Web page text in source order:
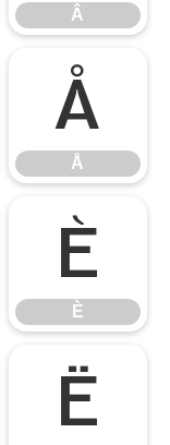
Â
Å
Å
È
È
Ë